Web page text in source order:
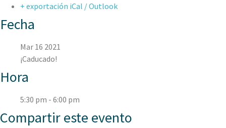
+ exportación iCal / Outlook
Fecha
Mar 16 2021
¡Caducado!
Hora
5:30 pm - 6:00 pm
Compartir este evento